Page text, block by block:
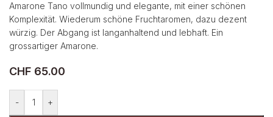
Amarone Tano vollmundig und elegante, mit einer schönen
Komplexität. Wiederum schöne Fruchtaromen, dazu dezent
würzig. Der Abgang ist langanhaltend und lebhaft. Ein
grossartiger Amarone.
CHF 65.00
- +